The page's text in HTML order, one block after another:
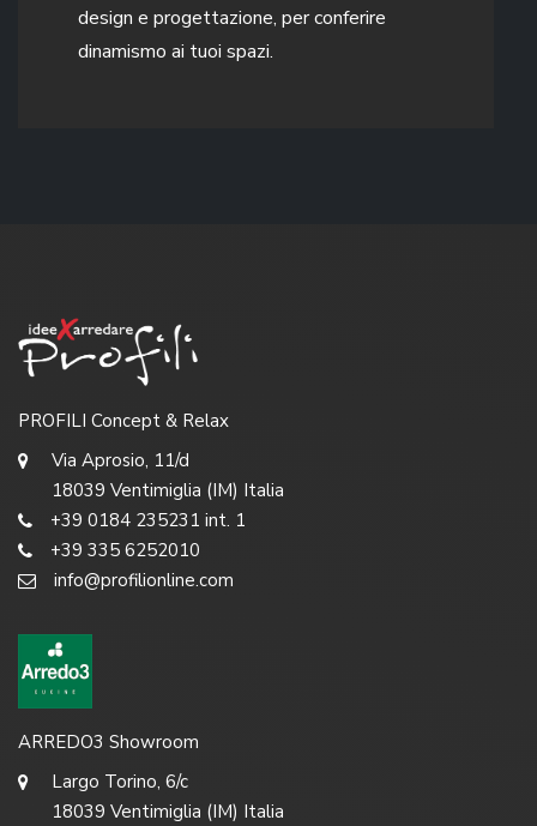
design e progettazione, per conferire
dinamismo ai tuoi spazi.
PROFILI Concept & Relax
Via Aprosio, 11/d
18039 Ventimiglia (IM) Italia
+39 0184 235231 int. 1
+39 335 6252010
info@profilionline.com
ARREDO3 Showroom
Largo Torino, 6/c
18039 Ventimiglia (IM) Italia